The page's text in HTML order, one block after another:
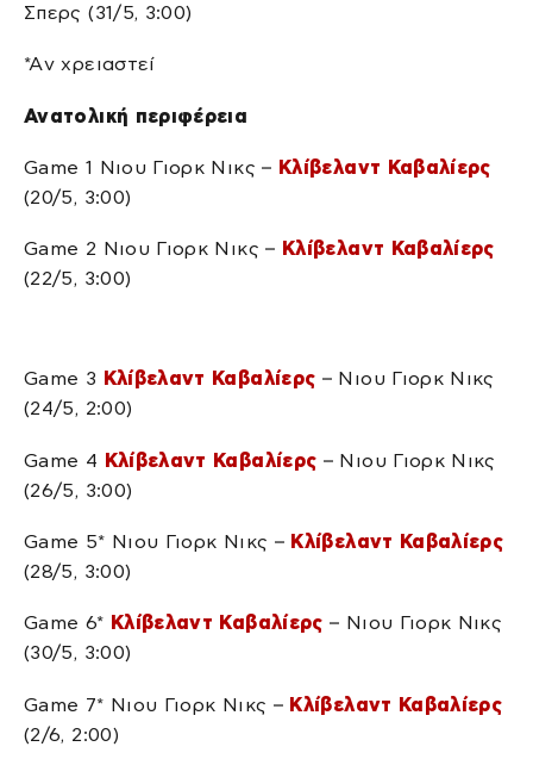
Σπερς (31/5, 3:00)
*Aν χρειαστεί
Ανατολική περιφέρεια
Game 1 Νιου Γιορκ Νικς – Κλίβελαντ Καβαλίερς
(20/5, 3:00)
Game 2 Νιου Γιορκ Νικς – Κλίβελαντ Καβαλίερς
(22/5, 3:00)
Game 3 Κλίβελαντ Καβαλίερς – Νιου Γιορκ Νικς
(24/5, 2:00)
Game 4 Κλίβελαντ Καβαλίερς – Νιου Γιορκ Νικς
(26/5, 3:00)
Game 5* Νιου Γιορκ Νικς – Κλίβελαντ Καβαλίερς
(28/5, 3:00)
Game 6* Κλίβελαντ Καβαλίερς – Νιου Γιορκ Νικς
(30/5, 3:00)
Game 7* Νιου Γιορκ Νικς – Κλίβελαντ Καβαλίερς
(2/6, 2:00)